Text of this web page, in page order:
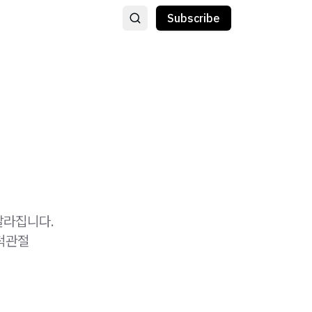
Subscribe
집니다.
관절